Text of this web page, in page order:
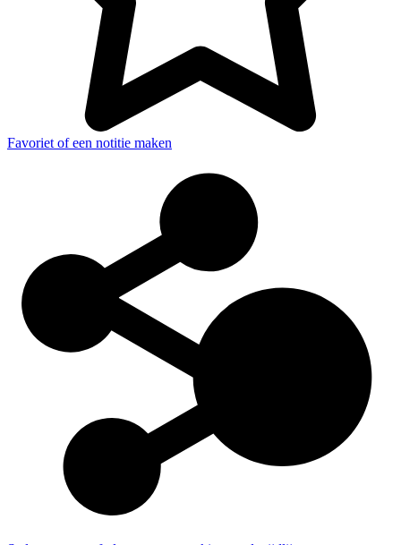
Favoriet of een notitie maken